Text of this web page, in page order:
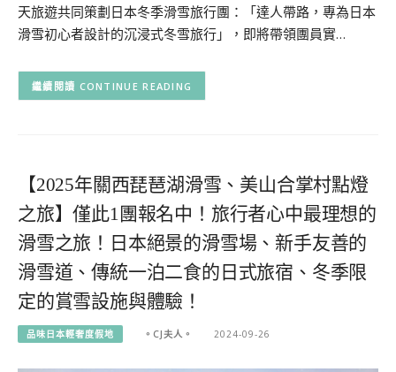
天旅遊共同策劃日本冬季滑雪旅行團：「達人帶路，專為日本
滑雪初心者設計的沉浸式冬雪旅行」，即將帶領團員實…
CONTINUE READING
【2025年關西琵琶湖滑雪、美山合掌村點燈
之旅】僅此1團報名中！旅行者心中最理想的
滑雪之旅！日本絕景的滑雪場、新手友善的
滑雪道、傳統一泊二食的日式旅宿、冬季限
定的賞雪設施與體驗！
品味日本輕奢度假地 。CJ夫人。 2024-09-26